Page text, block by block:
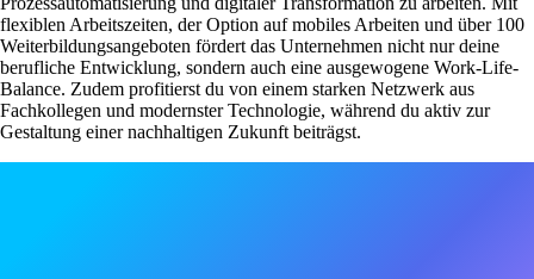
flexiblen Arbeitszeiten, der Option auf mobiles Arbeiten und über 100
Weiterbildungsangeboten fördert das Unternehmen nicht nur deine
berufliche Entwicklung, sondern auch eine ausgewogene Work-Life-
Balance. Zudem profitierst du von einem starken Netzwerk aus
Fachkollegen und modernster Technologie, während du aktiv zur
Gestaltung einer nachhaltigen Zukunft beiträgst.